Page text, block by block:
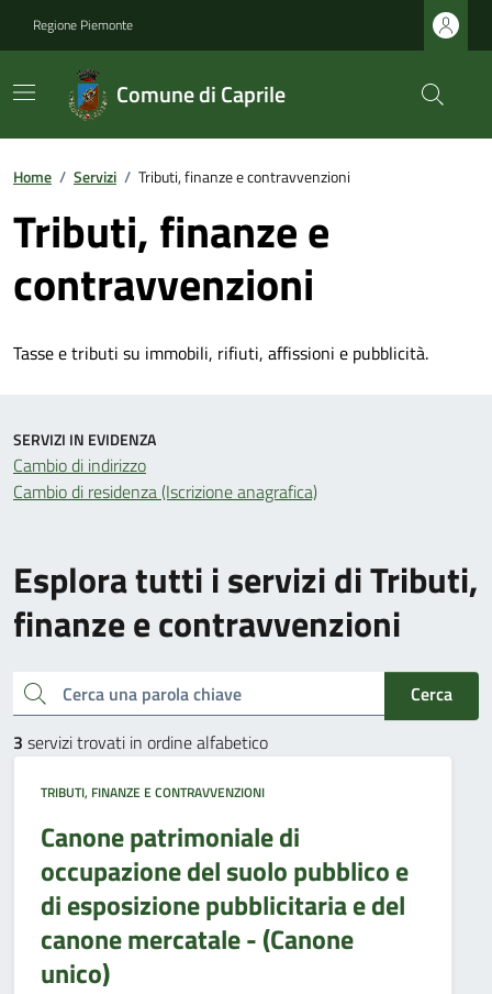
Regione Piemonte
Comune di Caprile
Home / Servizi / Tributi, finanze e contravvenzioni
Tributi, finanze e
contravvenzioni
Tasse e tributi su immobili, rifiuti, affissioni e pubblicità.
Esplora tutti i servizi di Tributi,
finanze e contravvenzioni
Cerca una parola chiave
Cerca
3 servizi trovati in ordine alfabetico
TRIBUTI, FINANZE E CONTRAVVENZIONI
Canone patrimoniale di
occupazione del suolo pubblico e
di esposizione pubblicitaria e del
canone mercatale - (Canone
unico)
SERVIZI IN EVIDENZA
Cambio di indirizzo
Cambio di residenza (Iscrizione anagrafica)